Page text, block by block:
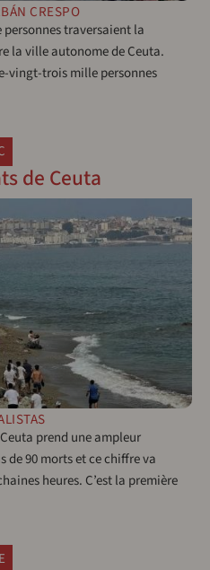
CRESPO
traversaient la
la ville autonome de Ceuta.
vingt-trois mille personnes
de Ceuta
prend une ampleur
de 90 morts et ce chiffre va
heures. C’est la première